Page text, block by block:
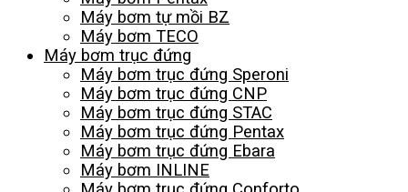
Máy bơm tự mồi BZ
Máy bơm TECO
Máy bơm trục đứng
Máy bơm trục đứng Speroni
Máy bơm trục đứng CNP
Máy bơm trục đứng STAC
Máy bơm trục đứng Pentax
Máy bơm trục đứng Ebara
Máy bơm INLINE